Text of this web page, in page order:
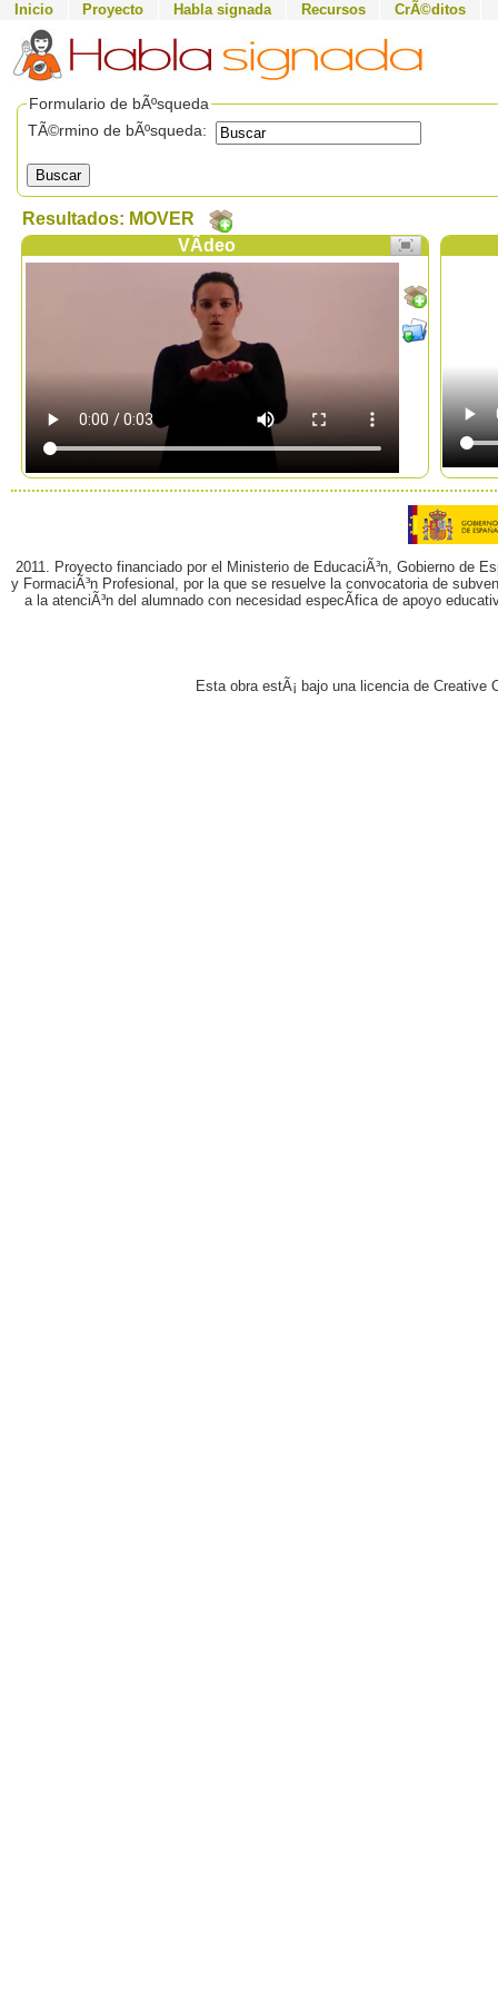
Inicio Proyecto Habla signada Recursos CrÃ©ditos
Formulario de bÃºsqueda
TÃ©rmino de bÃºsqueda:
Buscar
Resultados: MOVER
VÃ­deo
2011. Proyecto financiado por el Ministerio de EducaciÃ³n, Gobierno de
y FormaciÃ³n Profesional, por la que se resuelve la convocatoria de
a la atenciÃ³n del alumnado con necesidad especÃ­fica de apoyo
Esta obra estÃ¡ bajo una licencia de Creative